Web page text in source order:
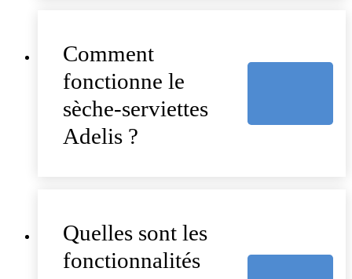
Comment
fonctionne le
sèche-serviettes
Adelis ?
Quelles sont les
fonctionnalités